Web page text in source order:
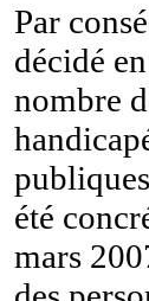
Par
décidé
nombre
été
mars